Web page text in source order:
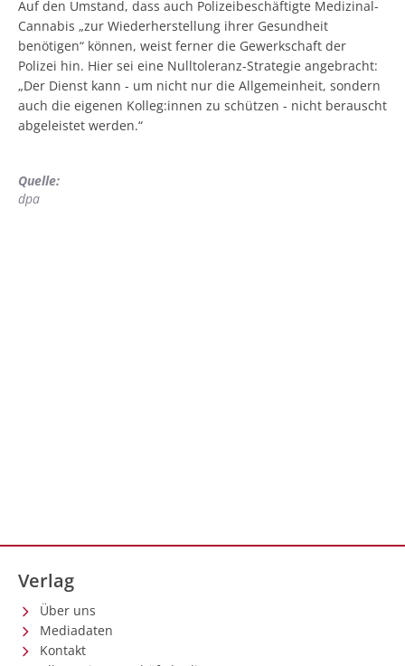
Auf den Umstand, dass auch Polizeibeschäftigte Medizinal-
Cannabis „zur Wiederherstellung ihrer Gesundheit
benötigen“ können, weist ferner die Gewerkschaft der
Polizei hin. Hier sei eine Nulltoleranz-Strategie angebracht:
„Der Dienst kann - um nicht nur die Allgemeinheit, sondern
auch die eigenen Kolleg:innen zu schützen - nicht berauscht
abgeleistet werden.“
Quelle:
dpa
Verlag
Über uns
Mediadaten
Kontakt